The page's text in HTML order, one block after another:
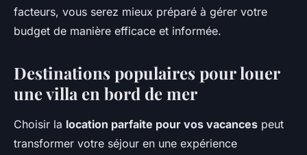
facteurs, vous serez mieux préparé à gérer votre
budget de manière efficace et informée.
Destinations populaires pour louer
une villa en bord de mer
Choisir la location parfaite pour vos vacances peut
transformer votre séjour en une expérience